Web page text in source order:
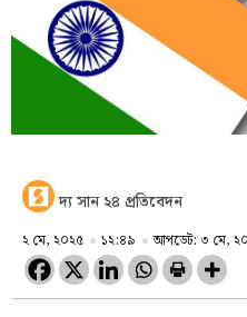
দ্য সান ২৪ প্রতিবেদন
২ মে, ২০২৫ ১২:৪৯ আপডেট: ৩ মে,